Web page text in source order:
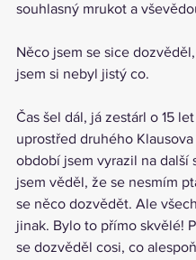
souhlasný mrukot a
Něco jsem se sice
jsem si nebyl jistý co.
Čas šel dál, já zestárl o 15
uprostřed druhého
období jsem vyrazil na další
jsem věděl, že se nesmím
se něco dozvědět. Ale
jinak. Bylo to přímo skvělé!
se dozvěděl cosi, co